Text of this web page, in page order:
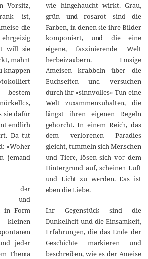
Vorsitz,
ist,
die
will sie
mahnt
knappen
sie dafür
endlich
Da tut
»Woher
jemand
der
und
in Form
kleinen
jeder
Thema
wie hingehaucht wirkt. Grau,
grün und rosarot sind die
Farben, in denen sie ihre Bilder
komponiert, und die eine
eigene, faszinierende Welt
herbeizaubern. Emsige
Ameisen krabbeln über die
Buchseiten und versuchen
durch ihr »sinnvolles« Tun eine
Welt zusammenzuhalten, die
längst ihren eigenen Regeln
gehorcht. In einem Reich, das
dem verlorenen Paradies
gleicht, tummeln sich Menschen
und Tiere, lösen sich vor dem
Hintergrund auf, scheinen Luft
und Licht zu werden. Das ist
eben die Liebe.
Ihr Gegenstück sind die
Dunkelheit und die Einsamkeit,
Erfahrungen, die das Ende der
Geschichte markieren und
beschreiben, wie es der Ameise